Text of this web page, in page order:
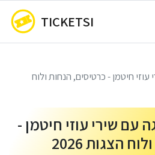
TICKETSI
חיטמן - כרטיסים, הנחות ולוח
עם שירי עוזי חיטמן -
הצגות 2026